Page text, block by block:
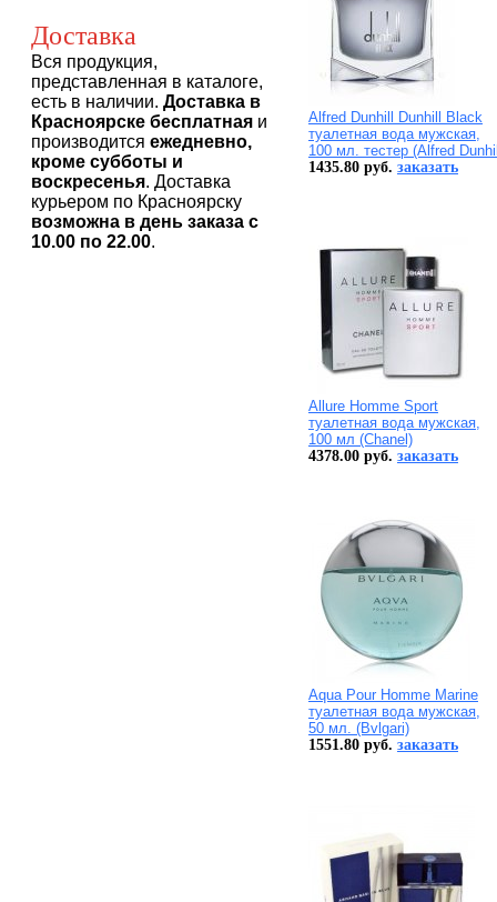
Доставка
Вся продукция,
представленная в каталоге,
есть в наличии. Доставка в
Красноярске бесплатная и
производится ежедневно,
кроме субботы и
воскресенья. Доставка
курьером по Красноярску
возможна в день заказа с
10.00 по 22.00.
Alfred Dunhill Dunhill Black
туалетная вода мужская,
100 мл. тестер (Alfred
1435.80 руб. заказать
Allure Homme Sport
туалетная вода мужская,
100 мл (Chanel)
4378.00 руб. заказать
Aqua Pour Homme Marine
туалетная вода мужская,
50 мл. (Bvlgari)
1551.80 руб. заказать